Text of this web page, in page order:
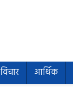
विचार आर्थिक